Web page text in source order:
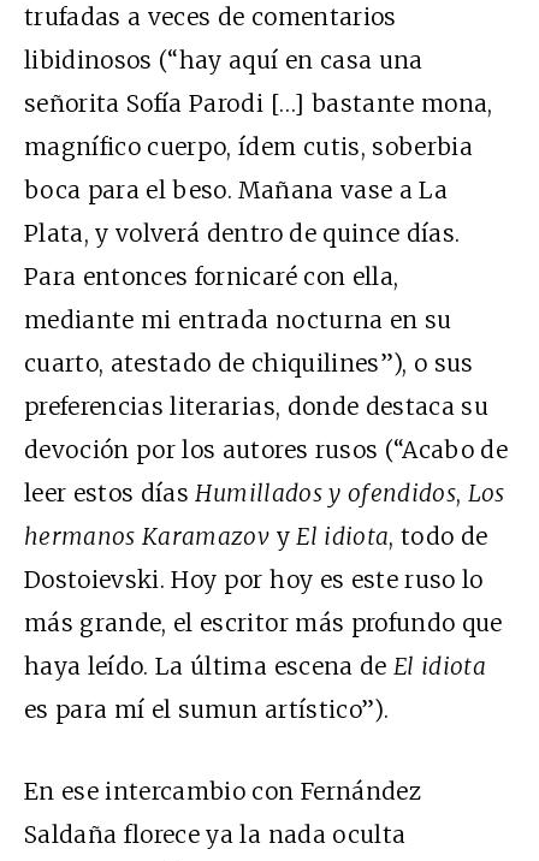
trufadas a veces de comentarios
libidinosos (“hay aquí en casa una
señorita Sofía Parodi […] bastante mona,
magnífico cuerpo, ídem cutis, soberbia
boca para el beso. Mañana vase a La
Plata, y volverá dentro de quince días.
Para entonces fornicaré con ella,
mediante mi entrada nocturna en su
cuarto, atestado de chiquilines”), o sus
preferencias literarias, donde destaca su
devoción por los autores rusos (“Acabo de
leer estos díasHumillados y ofendidos, Los
hermanos Karamazov yEl idiota, todo de
Dostoievski. Hoy por hoy es este ruso lo
más grande, el escritor más profundo que
haya leído. La última escena de El idiota
es para mí el sumun artístico”).
En ese intercambio con Fernández
Saldaña florece ya la nada oculta